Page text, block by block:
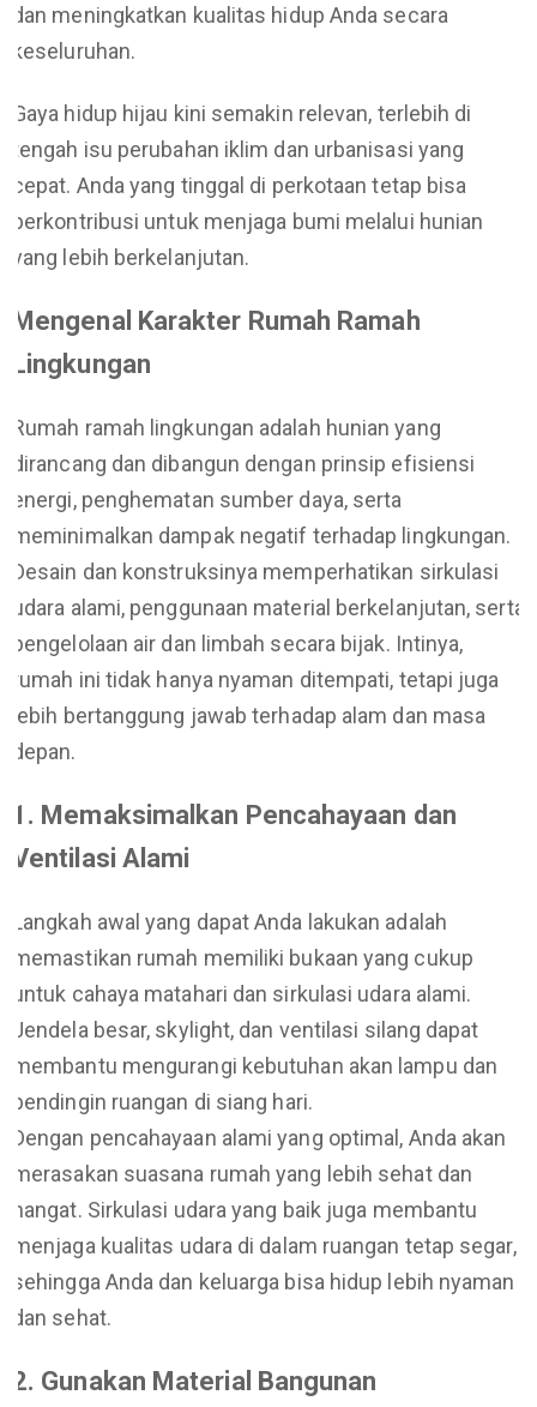
dan meningkatkan kualitas hidup Anda secara
keseluruhan.
Gaya hidup hijau kini semakin relevan, terlebih di
tengah isu perubahan iklim dan urbanisasi yang
cepat. Anda yang tinggal di perkotaan tetap bisa
berkontribusi untuk menjaga bumi melalui hunian
yang lebih berkelanjutan.
Mengenal Karakter Rumah Ramah
Lingkungan
Rumah ramah lingkungan adalah hunian yang
dirancang dan dibangun dengan prinsip efisiensi
energi, penghematan sumber daya, serta
meminimalkan dampak negatif terhadap lingkungan.
Desain dan konstruksinya memperhatikan sirkulasi
udara alami, penggunaan material berkelanjutan, serta
pengelolaan air dan limbah secara bijak. Intinya,
rumah ini tidak hanya nyaman ditempati, tetapi juga
lebih bertanggung jawab terhadap alam dan masa
depan.
1. Memaksimalkan Pencahayaan dan
Ventilasi Alami
Langkah awal yang dapat Anda lakukan adalah
memastikan rumah memiliki bukaan yang cukup
untuk cahaya matahari dan sirkulasi udara alami.
Jendela besar, skylight, dan ventilasi silang dapat
membantu mengurangi kebutuhan akan lampu dan
pendingin ruangan di siang hari.
Dengan pencahayaan alami yang optimal, Anda akan
merasakan suasana rumah yang lebih sehat dan
hangat. Sirkulasi udara yang baik juga membantu
menjaga kualitas udara di dalam ruangan tetap segar,
sehingga Anda dan keluarga bisa hidup lebih nyaman
dan sehat.
2. Gunakan Material Bangunan